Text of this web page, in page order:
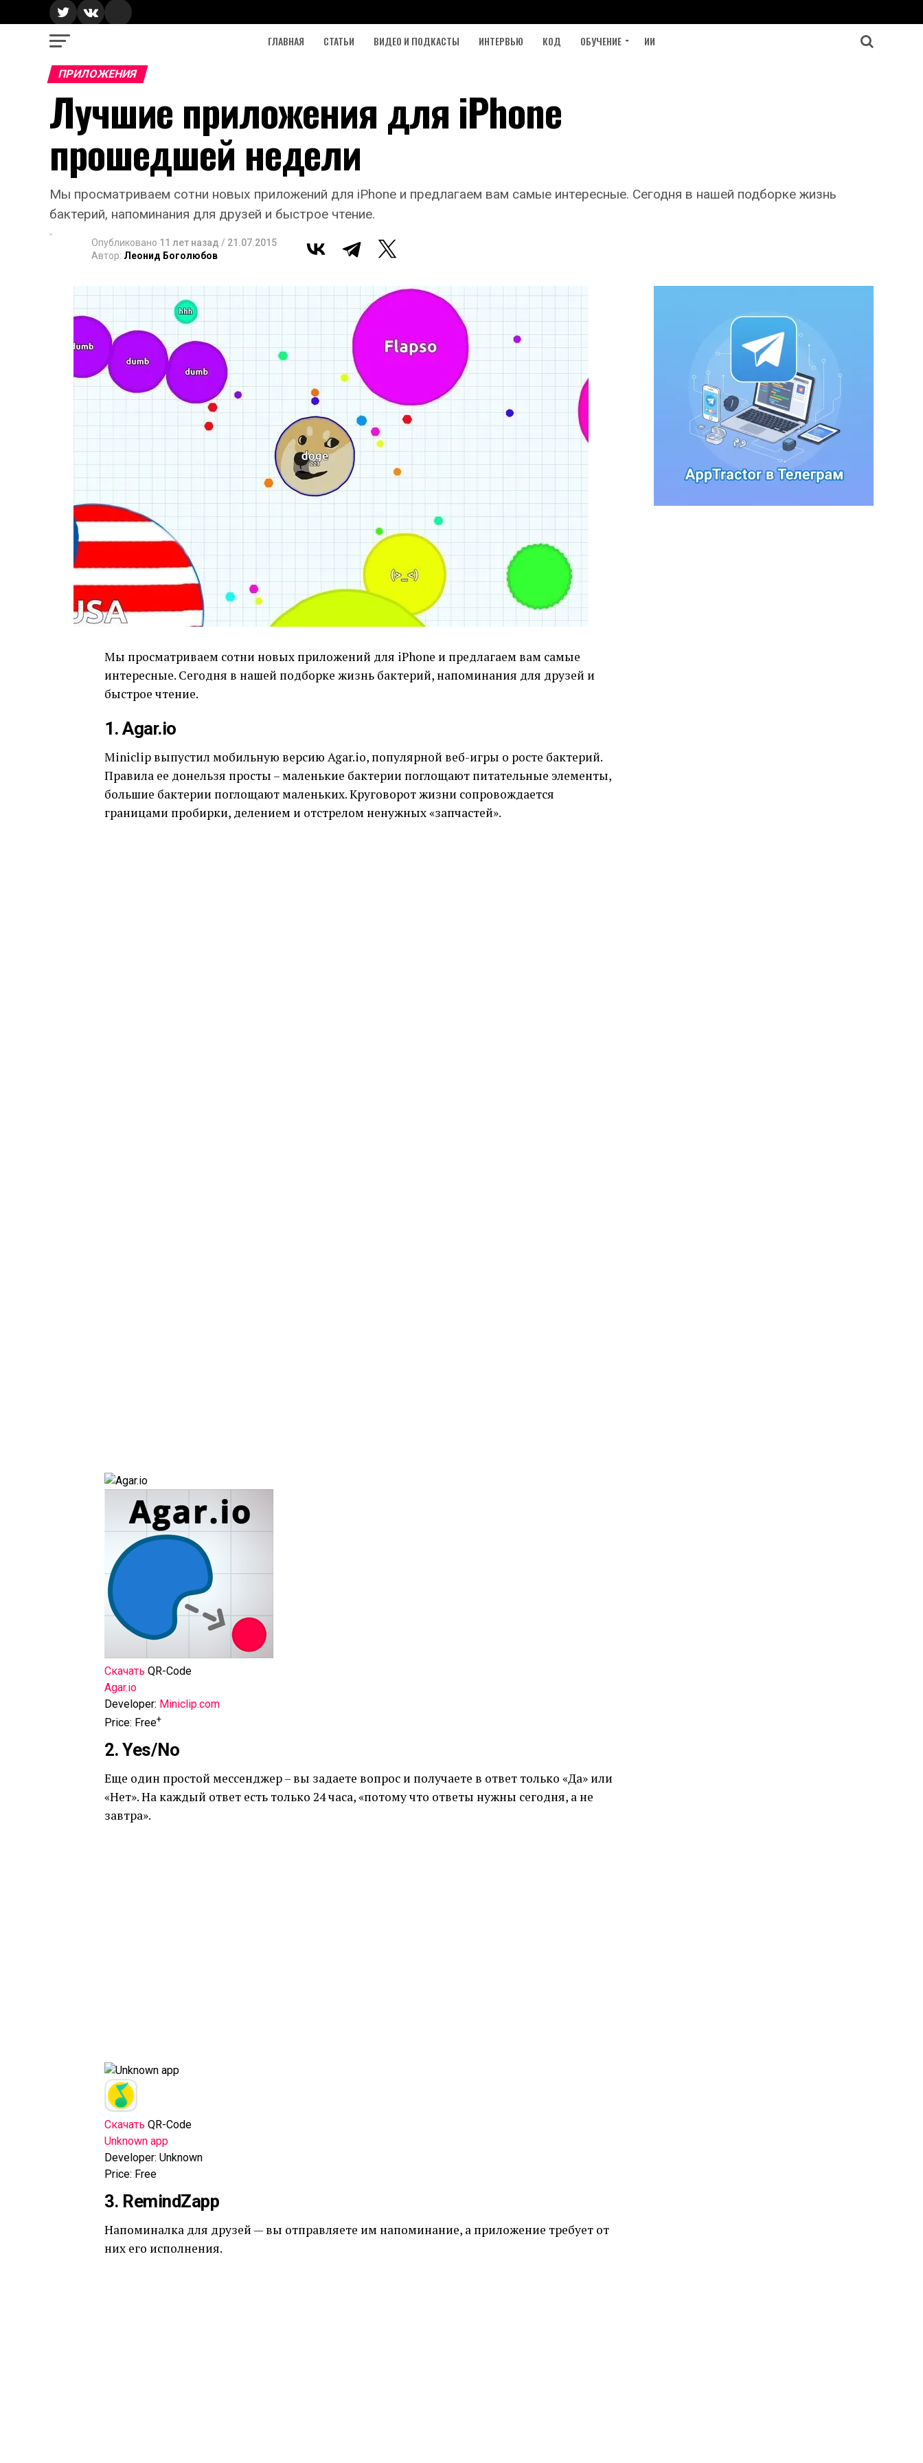
ГЛАВНАЯ СТАТЬИ ВИДЕО И ПОДКАСТЫ ИНТЕРВЬЮ КОД ОБУЧЕНИЕ ИИ
ПРИЛОЖЕНИЯ
Лучшие приложения для iPhone
прошедшей недели
Мы просматриваем сотни новых приложений для iPhone и предлагаем вам самые интересные. Сегодня в нашей подборке жизнь
бактерий, напоминания для друзей и быстрое чтение.
Опубликовано 11 лет назад / 21.07.2015
Автор: Леонид Боголюбов
Мы просматриваем сотни новых приложений для iPhone и предлагаем вам самые
интересные. Сегодня в нашей подборке жизнь бактерий, напоминания для друзей и
быстрое чтение.
1. Agar.io
Miniclip выпустил мобильную версию Agar.io, популярной веб-игры о росте бактерий.
Правила ее донельзя просты – маленькие бактерии поглощают питательные элементы,
большие бактерии поглощают маленьких. Круговорот жизни сопровождается
границами пробирки, делением и отстрелом ненужных «запчастей».
Скачать QR-Code
‎Agar.io
Developer: Miniclip.com
Price: Free+
2. Yes/No
Еще один простой мессенджер – вы задаете вопрос и получаете в ответ только «Да» или
«Нет». На каждый ответ есть только 24 часа, «потому что ответы нужны сегодня, а не
завтра».
Скачать QR-Code
Unknown app
Developer: Unknown
Price: Free
3. RemindZapp
Напоминалка для друзей — вы отправляете им напоминание, а приложение требует от
них его исполнения.